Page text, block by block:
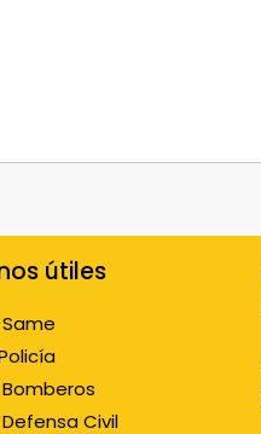
útiles
Bomberos
Civil